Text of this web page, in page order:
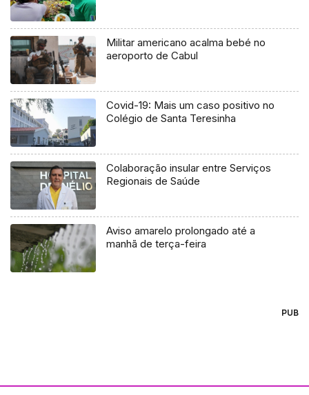
Militar americano acalma bebé no
aeroporto de Cabul
Covid-19: Mais um caso positivo no
Colégio de Santa Teresinha
Colaboração insular entre Serviços
Regionais de Saúde
Aviso amarelo prolongado até a
manhã de terça-feira
PUB